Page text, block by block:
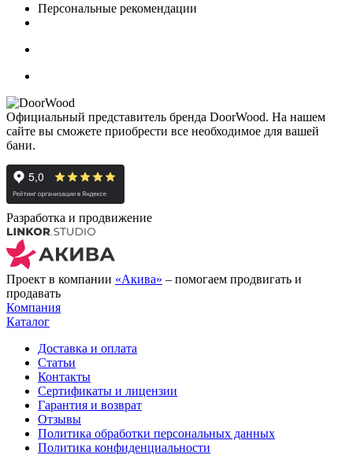
Персональные рекомендации
Официальный представитель бренда DoorWood. На нашем
сайте вы сможете приобрести все необходимое для вашей
бани.
Разработка и продвижение
Проект в компании «Акива» – помогаем продвигать и
продавать
Компания
Каталог
Доставка и оплата
Статьи
Контакты
Сертификаты и лицензии
Гарантия и возврат
Отзывы
Политика обработки персональных данных
Политика конфиденциальности